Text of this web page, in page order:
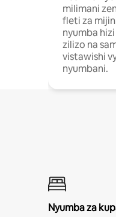
milimani
fleti za
nyumba
zilizo na
vistawishi
nyumbani.
Nyumba za